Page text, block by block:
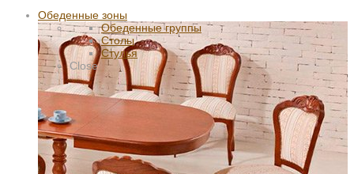
Обеденные зоны
Обеденные группы
Столы
Стулья
Close